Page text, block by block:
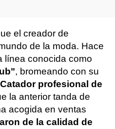
el creador de
de la moda. Hace
línea conocida como
, bromeando con su
profesional de
la anterior tanda de
acogida en ventas
de la calidad de